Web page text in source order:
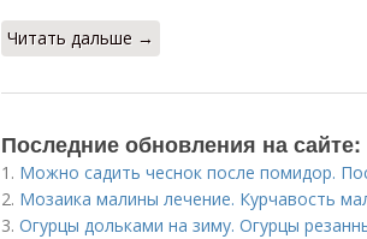
Читать дальше →
Последние обновления на сайте:
1. Можно садить чеснок после помидор.
2. Мозаика малины лечение. Курчавость
3. Огурцы дольками на зиму. Огурцы